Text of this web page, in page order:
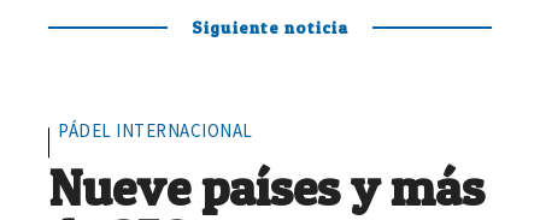
Siguiente noticia
PÁDEL INTERNACIONAL
Nueve países y más